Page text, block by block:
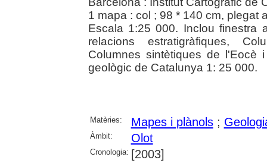
1 mapa : col ; 98 * 140 cm, plegat
Escala 1:25 000. Inclou finestra
relacions estratigràfiques,
Columnes sintètiques de l'Eocè
geològic de Catalunya 1: 25 000.
Matèries: Mapes i plànols;
Àmbit: Olot
Cronologia: [2003]